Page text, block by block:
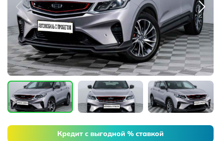
Кредит с выгодной % ставкой